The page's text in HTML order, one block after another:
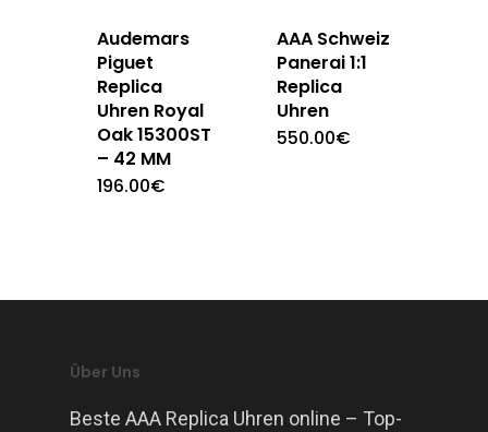
Audemars
Piguet
Replica
Uhren Royal
Oak 15300ST
– 42 MM
196.00€
AAA Schweiz
Panerai 1:1
Replica
Uhren
550.00€
Über Uns
Beste AAA Replica Uhren online – Top-